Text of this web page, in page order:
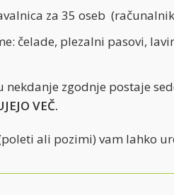
za 35 oseb
čelade, plezalni pasovi,
zgodnje postaje
VEČ.
ali pozimi) vam lahko